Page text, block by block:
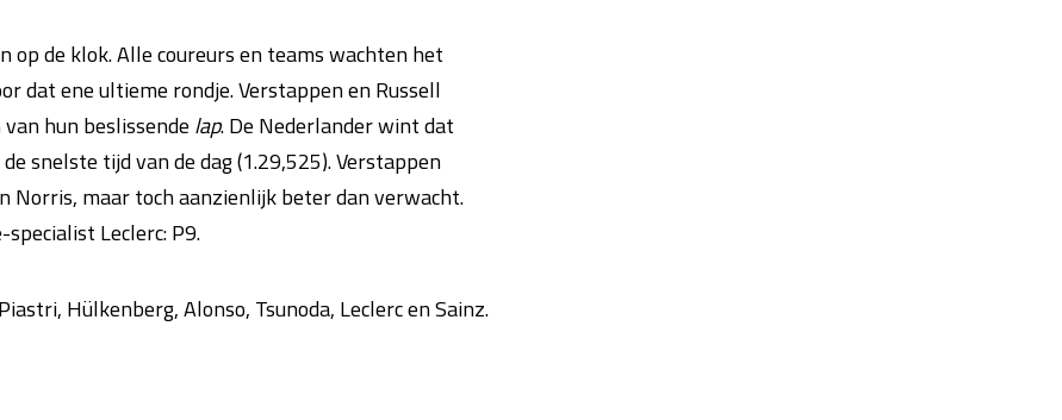
de klok. Alle coureurs en teams wachten het
dat ene ultieme rondje. Verstappen en Russell
hun beslissende lap. De Nederlander wint dat
snelste tijd van de dag (1.29,525). Verstappen
maar toch aanzienlijk beter dan verwacht.
Leclerc: P9.
Hülkenberg, Alonso, Tsunoda, Leclerc en Sainz.